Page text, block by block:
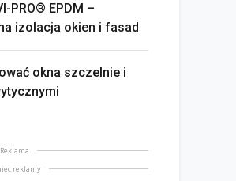
PRO® EPDM –
izolacja okien i fasad
okna szczelnie i
Reklama
reklamy